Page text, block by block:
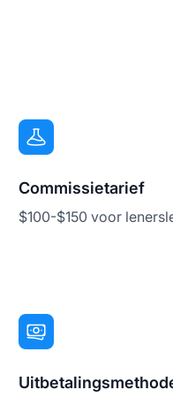
Commissietarief
$100-$150 voor